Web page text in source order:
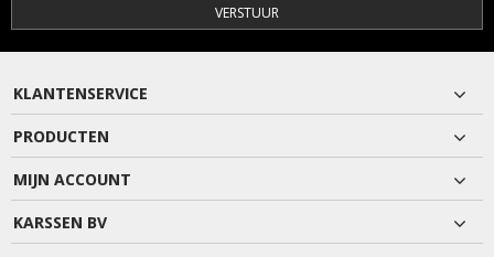
VERSTUUR
KLANTENSERVICE
PRODUCTEN
MIJN ACCOUNT
KARSSEN BV